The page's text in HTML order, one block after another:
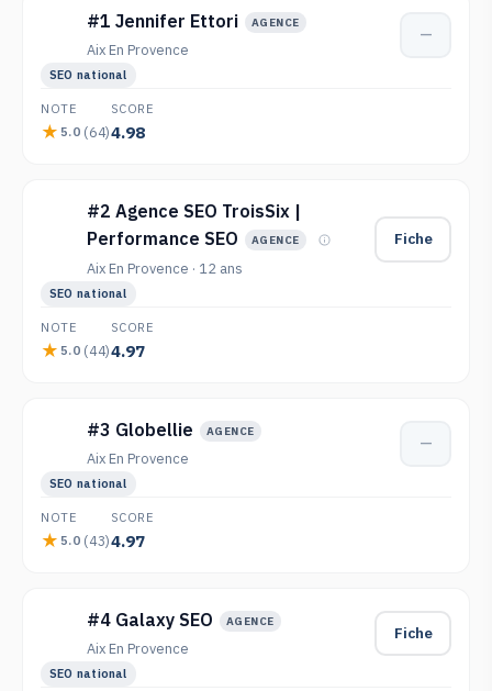
#1 Jennifer Ettori AGENCE
Aix En Provence
—
SEO national
NOTE
5.0 (64)
SCORE
4.98
#2 Agence SEO TroisSix |
Performance SEO
AGENCE
Aix En Provence · 12 ans
Fiche
SEO national
NOTE
5.0 (44)
SCORE
4.97
#3 Globellie AGENCE
Aix En Provence
—
SEO national
NOTE
5.0 (43)
SCORE
4.97
#4 Galaxy SEO AGENCE
Aix En Provence
Fiche
SEO national